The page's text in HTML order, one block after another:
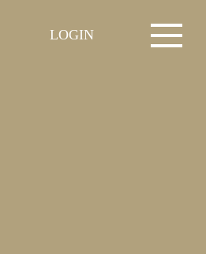
LOGIN